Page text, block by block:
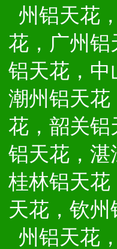
州铝天花
花，广州铝
铝天花，中
潮州铝天花
花，韶关铝
铝天花，湛
桂林铝天花
天花，钦
州铝天花